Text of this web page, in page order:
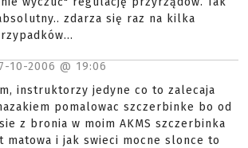
zdarza się raz na kilka
10-2006 @ 19:06
instruktorzy jedyne co to zalecaja
pomalowac szczerbinke bo od
z bronia w moim AKMS szczerbinka
matowa i jak swieci mocne slonce to